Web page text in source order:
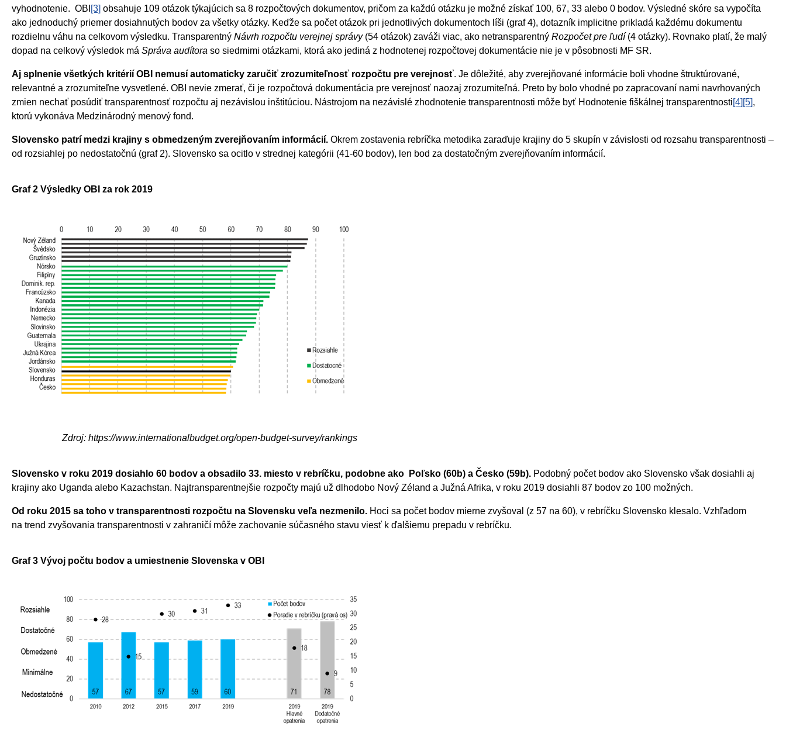
vyhodnotenie. OBI [3] obsahuje 109 otázok týkajúcich sa 8 rozpočtových dokumentov, pričom za každú otázku je možné získať 100, 67, 33 alebo 0 bodov. Výsledné skóre sa vypočíta
ako jednoduchý priemer dosiahnutých bodov za všetky otázky. Keďže sa počet otázok pri jednotlivých dokumentoch líši (graf 4), dotazník implicitne prikladá každému dokumentu
rozdielnu váhu na celkovom výsledku. Transparentný Návrh rozpočtu verejnej správy(54 otázok) zaváži viac, ako netransparentný Rozpočet pre ľudí(4 otázky). Rovnako platí, že malý
dopad na celkový výsledok má Správa audítora so siedmimi otázkami, ktorá ako jediná z hodnotenej rozpočtovej dokumentácie nie je v pôsobnosti MF SR.
Aj splnenie všetkých kritérií OBI nemusí automaticky zaručiť zrozumiteľnosť rozpočtu pre verejnosť. Je dôležité, aby zverejňované informácie boli vhodne štruktúrované,
relevantné a zrozumiteľne vysvetlené. OBI nevie zmerať, či je rozpočtová dokumentácia pre verejnosť naozaj zrozumiteľná. Preto by bolo vhodné po zapracovaní nami navrhovaných
zmien nechať posúdiť transparentnosť rozpočtu aj nezávislou inštitúciou. Nástrojom na nezávislé zhodnotenie transparentnosti môže byť Hodnotenie fiškálnej transparentnosti[4] [5],
ktorú vykonáva Medzinárodný menový fond.
Slovensko patrí medzi krajiny s obmedzeným zverejňovaním informácií. Okrem zostavenia rebríčka metodika zaraďuje krajiny do 5 skupín v závislosti od rozsahu transparentnosti –
od rozsiahlej po nedostatočnú (graf 2). Slovensko sa ocitlo v strednej kategórii (41-60 bodov), len bod za dostatočným zverejňovaním informácií.
Graf 2 Výsledky OBI za rok 2019
Zdroj: https://www.internationalbudget.org/open-budget-survey/rankings
Slovensko v roku 2019 dosiahlo 60 bodov a obsadilo 33. miesto v rebríčku, podobne ako Poľsko (60b) a Česko (59b). Podobný počet bodov ako Slovensko však dosiahli aj
krajiny ako Uganda alebo Kazachstan. Najtransparentnejšie rozpočty majú už dlhodobo Nový Zéland a Južná Afrika, v roku 2019 dosiahli 87 bodov zo 100 možných.
Od roku 2015 sa toho v transparentnosti rozpočtu na Slovensku veľa nezmenilo. Hoci sa počet bodov mierne zvyšoval (z 57 na 60), v rebríčku Slovensko klesalo. Vzhľadom
na trend zvyšovania transparentnosti v zahraničí môže zachovanie súčasného stavu viesť k ďalšiemu prepadu v rebríčku.
Graf 3 Vývoj počtu bodov a umiestnenie Slovenska v OBI